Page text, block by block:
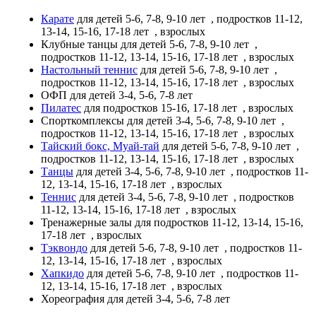
Карате для детей 5-6, 7-8, 9-10 лет , подростков 11-12,
13-14, 15-16, 17-18 лет , взрослых
Клубные танцы для детей 5-6, 7-8, 9-10 лет ,
подростков 11-12, 13-14, 15-16, 17-18 лет , взрослых
Настольный теннис для детей 5-6, 7-8, 9-10 лет ,
подростков 11-12, 13-14, 15-16, 17-18 лет , взрослых
ОФП для детей 3-4, 5-6, 7-8 лет
Пилатес для подростков 15-16, 17-18 лет , взрослых
Спорткомплексы для детей 3-4, 5-6, 7-8, 9-10 лет ,
подростков 11-12, 13-14, 15-16, 17-18 лет , взрослых
Тайский бокс, Муай-тай для детей 5-6, 7-8, 9-10 лет ,
подростков 11-12, 13-14, 15-16, 17-18 лет , взрослых
Танцы для детей 3-4, 5-6, 7-8, 9-10 лет , подростков 11-
12, 13-14, 15-16, 17-18 лет , взрослых
Теннис для детей 3-4, 5-6, 7-8, 9-10 лет , подростков
11-12, 13-14, 15-16, 17-18 лет , взрослых
Тренажерные залы для подростков 11-12, 13-14, 15-16,
17-18 лет , взрослых
Тэквондо для детей 5-6, 7-8, 9-10 лет , подростков 11-
12, 13-14, 15-16, 17-18 лет , взрослых
Хапкидо для детей 5-6, 7-8, 9-10 лет , подростков 11-
12, 13-14, 15-16, 17-18 лет , взрослых
Хореография для детей 3-4, 5-6, 7-8 лет